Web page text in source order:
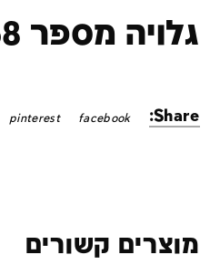
גלויה מספר 258
Share:
facebook
pinterest
מוצרים קשורים